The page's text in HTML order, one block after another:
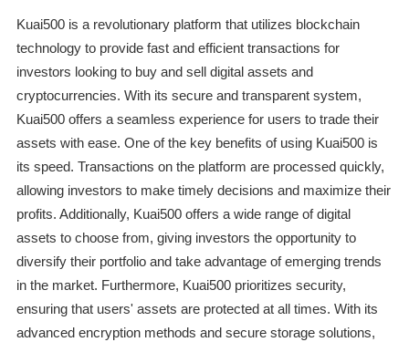
Kuai500 is a revolutionary platform that utilizes blockchain
technology to provide fast and efficient transactions for
investors looking to buy and sell digital assets and
cryptocurrencies. With its secure and transparent system,
Kuai500 offers a seamless experience for users to trade their
assets with ease. One of the key benefits of using Kuai500 is
its speed. Transactions on the platform are processed quickly,
allowing investors to make timely decisions and maximize their
profits. Additionally, Kuai500 offers a wide range of digital
assets to choose from, giving investors the opportunity to
diversify their portfolio and take advantage of emerging trends
in the market. Furthermore, Kuai500 prioritizes security,
ensuring that users' assets are protected at all times. With its
advanced encryption methods and secure storage solutions,